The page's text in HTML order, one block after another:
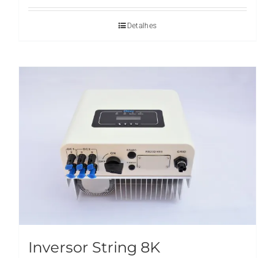
Detalhes
Inversor String 8K